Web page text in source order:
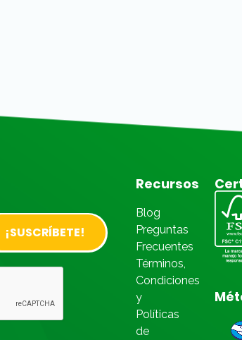
Recursos
Blog
Preguntas
Frecuentes
Términos,
Condiciones
y
Políticas
de